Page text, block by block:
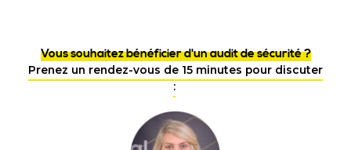
Vous souhaitez bénéficier d'un audit de sécurité ?
Prenez un rendez-vous de 15 minutes pour discuter
: